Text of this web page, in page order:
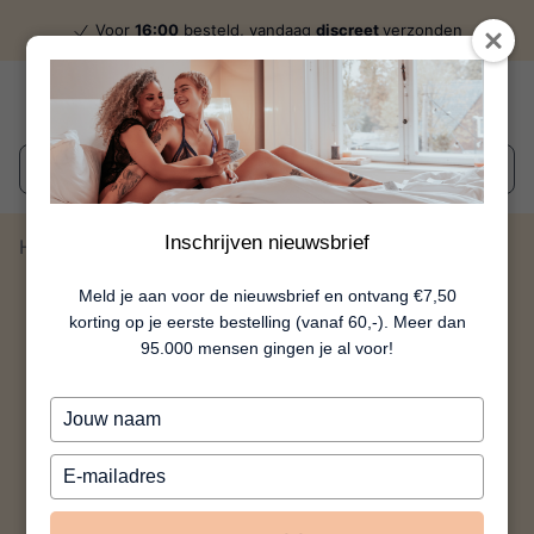
Inschrijven nieuwsbrief
Meld je aan voor de nieuwsbrief en ontvang €7,50
korting op je eerste bestelling (vanaf 60,-). Meer dan
95.000 mensen gingen je al voor!
Typ
je
naam
Typ
je
e-
Voor 16:00 besteld, vandaag discreetverzonden
Wat zoek je?
Home Yanou